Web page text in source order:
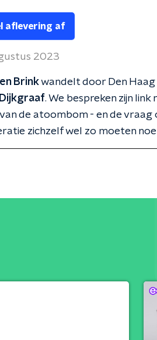
aflevering af
2023
Brinkwandelt door Den Haag
Dijkgraaf. We bespreken zijn
de atoombom - en de vraag
zichzelf wel zo moeten